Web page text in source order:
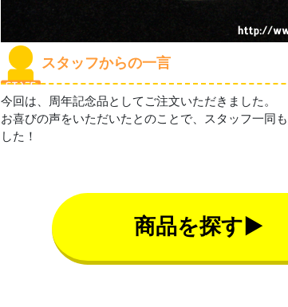
スタッフからの一言
今回は、周年記念品としてご注文いただきました。
お喜びの声をいただいたとのことで、スタッフ一同
した！
商品を探す▶